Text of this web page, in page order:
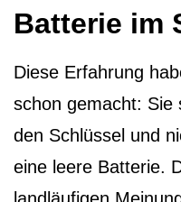
Batterie im
Diese Erfahrung
schon gemacht: Sie
den Schlüssel und
eine leere Batterie.